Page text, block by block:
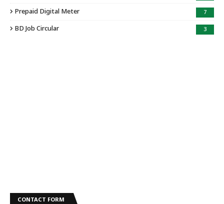
Prepaid Digital Meter 7
BD Job Circular 3
CONTACT FORM